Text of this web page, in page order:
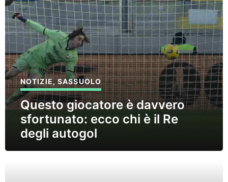
NOTIZIE,SASSUOLO
Questo giocatore è davvero
sfortunato: ecco chi è il Re
degli autogol